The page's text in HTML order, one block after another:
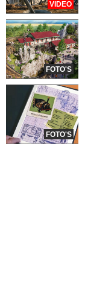
VIDEO
FOTO'S
FOTO'S